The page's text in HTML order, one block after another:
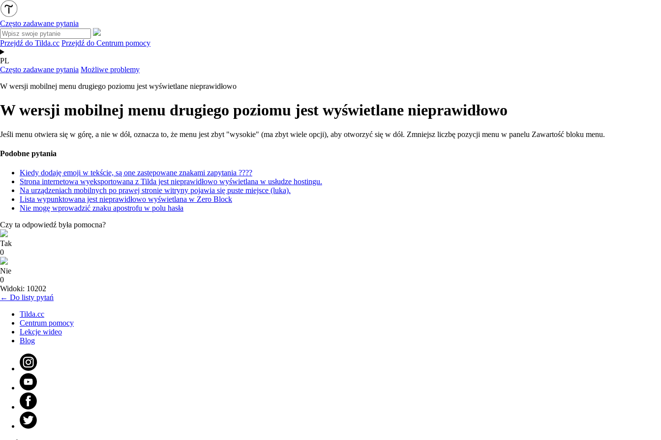
Często zadawane pytania
Przejdź do Tilda.cc Przejdź do Centrum pomocy
PL
Często zadawane pytania Możliwe problemy
W wersji mobilnej menu drugiego poziomu jest wyświetlane nieprawidłowo
W wersji mobilnej menu drugiego poziomu jest wyświetlane nieprawidłowo
Jeśli menu otwiera się w górę, a nie w dół, oznacza to, że menu jest zbyt "wysokie" (ma zbyt wiele opcji), aby otworzyć się w dół. Zmniejsz liczbę pozycji menu w panelu Zawartość bloku menu.
Podobne pytania
Kiedy dodaję emoji w tekście, są one zastępowane znakami zapytania ????
Strona internetowa wyeksportowana z Tilda jest nieprawidłowo wyświetlana w usłudze hostingu.
Na urządzeniach mobilnych po prawej stronie witryny pojawia się puste miejsce (luka).
Lista wypunktowana jest nieprawidłowo wyświetlana w Zero Block
Nie mogę wprowadzić znaku apostrofu w polu hasła
Czy ta odpowiedź była pomocna?
Tak
0
Nie
0
Widoki: 10202
← Do listy pytań
Tilda.cc
Centrum pomocy
Lekcje wideo
Blog